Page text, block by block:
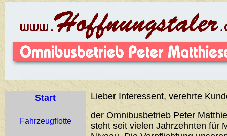
Start
Fahrzeugflotte
Lieber Interessent, verehrte
der Omnibusbetrieb Peter
steht seit vielen Jahrzehnten für